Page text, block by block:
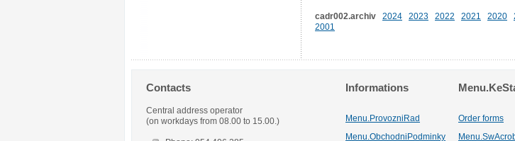
cadr002.archiv 2024 2023 2022 2021 2020
2001
Contacts
Central address operator
(on workdays from 08.00 to 15.00.)
Informations
Menu.ProvozniRad Order forms
Menu.ObchodniPodminky